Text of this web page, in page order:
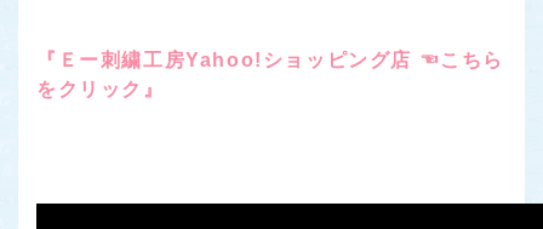
『Ｅー刺繍工房Yahoo!ショッピング店 ☜こちら
をクリック』